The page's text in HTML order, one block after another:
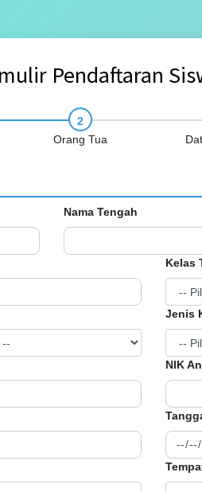
Pendaftaran
Orang Tua
Nama Tengah
Kelas
Jenis
NIK